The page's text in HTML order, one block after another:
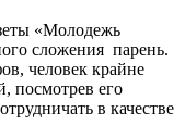
«Молодежь
сложения парень.
человек крайне
посмотрев его
в качестве